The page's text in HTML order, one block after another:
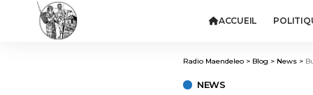
ACCUEIL
Radio Maendeleo > Blog > News >
NEWS